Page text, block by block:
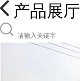
产品展厅